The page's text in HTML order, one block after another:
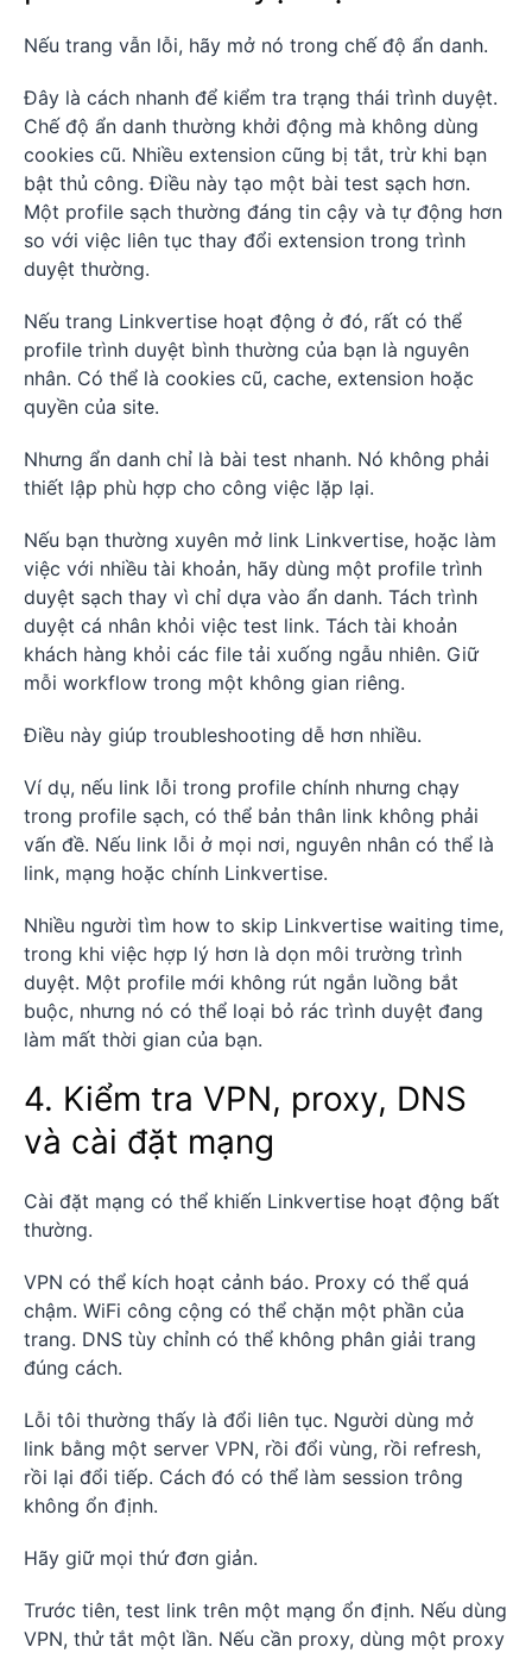
Nếu trang vẫn lỗi, hãy mở nó trong chế độ ẩn danh.
Đây là cách nhanh để kiểm tra trạng thái trình duyệt.
Chế độ ẩn danh thường khởi động mà không dùng
cookies cũ. Nhiều extension cũng bị tắt, trừ khi bạn
bật thủ công. Điều này tạo một bài test sạch hơn.
Một profile sạch thường đáng tin cậy và tự động hơn
so với việc liên tục thay đổi extension trong trình
duyệt thường.
Nếu trang Linkvertise hoạt động ở đó, rất có thể
profile trình duyệt bình thường của bạn là nguyên
nhân. Có thể là cookies cũ, cache, extension hoặc
quyền của site.
Nhưng ẩn danh chỉ là bài test nhanh. Nó không phải
thiết lập phù hợp cho công việc lặp lại.
Nếu bạn thường xuyên mở link Linkvertise, hoặc làm
việc với nhiều tài khoản, hãy dùng một profile trình
duyệt sạch thay vì chỉ dựa vào ẩn danh. Tách trình
duyệt cá nhân khỏi việc test link. Tách tài khoản
khách hàng khỏi các file tải xuống ngẫu nhiên. Giữ
mỗi workflow trong một không gian riêng.
Điều này giúp troubleshooting dễ hơn nhiều.
Ví dụ, nếu link lỗi trong profile chính nhưng chạy
trong profile sạch, có thể bản thân link không phải
vấn đề. Nếu link lỗi ở mọi nơi, nguyên nhân có thể là
link, mạng hoặc chính Linkvertise.
Nhiều người tìm how to skip Linkvertise waiting time,
trong khi việc hợp lý hơn là dọn môi trường trình
duyệt. Một profile mới không rút ngắn luồng bắt
buộc, nhưng nó có thể loại bỏ rác trình duyệt đang
làm mất thời gian của bạn.
4. Kiểm tra VPN, proxy, DNS
và cài đặt mạng
Cài đặt mạng có thể khiến Linkvertise hoạt động bất
thường.
VPN có thể kích hoạt cảnh báo. Proxy có thể quá
chậm. WiFi công cộng có thể chặn một phần của
trang. DNS tùy chỉnh có thể không phân giải trang
đúng cách.
Lỗi tôi thường thấy là đổi liên tục. Người dùng mở
link bằng một server VPN, rồi đổi vùng, rồi refresh,
rồi lại đổi tiếp. Cách đó có thể làm session trông
không ổn định.
Hãy giữ mọi thứ đơn giản.
Trước tiên, test link trên một mạng ổn định. Nếu dùng
VPN, thử tắt một lần. Nếu cần proxy, dùng một proxy